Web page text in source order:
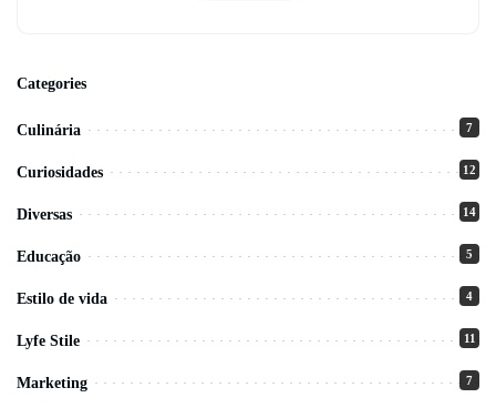
Categories
Culinária 7
Curiosidades 12
Diversas 14
Educação 5
Estilo de vida 4
Lyfe Stile 11
Marketing 7